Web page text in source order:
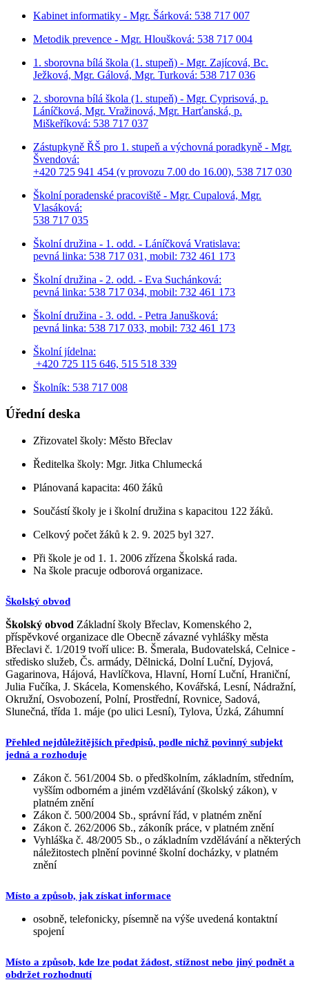
Kabinet informatiky - Mgr. Šárková: 538 717 007
Metodik prevence - Mgr. Hloušková: 538 717 004
1. sborovna bílá škola (1. stupeň) - Mgr. Zajícová, Bc.
Ježková, Mgr. Gálová, Mgr. Turková: 538 717 036
2. sborovna bílá škola (1. stupeň) - Mgr. Cyprisová, p.
Láníčková, Mgr. Vražinová, Mgr. Harťanská, p.
Miškeříková: 538 717 037
Zástupkyně ŘŠ pro 1. stupeň a výchovná poradkyně - Mgr.
Švendová:
+420 725 941 454 (v provozu 7.00 do 16.00), 538 717 030
Školní poradenské pracoviště - Mgr. Cupalová, Mgr.
Vlasáková:
538 717 035
Školní družina - 1. odd. - Láníčková Vratislava:
pevná linka: 538 717 031, mobil: 732 461 173
Školní družina - 2. odd. - Eva Suchánková:
pevná linka: 538 717 034, mobil: 732 461 173
Školní družina - 3. odd. - Petra Janušková:
pevná linka: 538 717 033, mobil: 732 461 173
Školní jídelna:
+420 725 115 646, 515 518 339
Školník: 538 717 008
Úřední deska
Zřizovatel školy: Město Břeclav
Ředitelka školy: Mgr. Jitka Chlumecká
Plánovaná kapacita: 460 žáků
Součástí školy je i školní družina s kapacitou 122 žáků.
Celkový počet žáků k 2. 9. 2025 byl 327.
Při škole je od 1. 1. 2006 zřízena Školská rada.
Na škole pracuje odborová organizace.
Školský obvod
Školský obvod Základní školy Břeclav, Komenského 2,
příspěvkové organizace dle Obecně závazné vyhlášky města
Břeclavi č. 1/2019 tvoří ulice: B. Šmerala, Budovatelská, Celnice -
středisko služeb, Čs. armády, Dělnická, Dolní Luční, Dyjová,
Gagarinova, Hájová, Havlíčkova, Hlavní, Horní Luční, Hraniční,
Julia Fučíka, J. Skácela, Komenského, Kovářská, Lesní, Nádražní,
Okružní, Osvobození, Polní, Prostřední, Rovnice, Sadová,
Slunečná, třída 1. máje (po ulici Lesní), Tylova, Úzká, Záhumní
Přehled nejdůležitějších předpisů, podle nichž povinný subjekt
jedná a rozhoduje
Zákon č. 561/2004 Sb. o předškolním, základním, středním,
vyšším odborném a jiném vzdělávání (školský zákon), v
platném znění
Zákon č. 500/2004 Sb., správní řád, v platném znění
Zákon č. 262/2006 Sb., zákoník práce, v platném znění
Vyhláška č. 48/2005 Sb., o základním vzdělávání a některých
náležitostech plnění povinné školní docházky, v platném
znění
Místo a způsob, jak získat informace
osobně, telefonicky, písemně na výše uvedená kontaktní
spojení
Místo a způsob, kde lze podat žádost, stížnost nebo jiný podnět a
obdržet rozhodnutí